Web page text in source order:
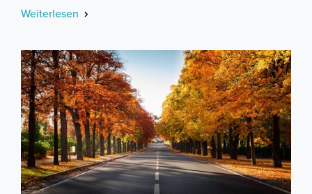
Weiterlesen